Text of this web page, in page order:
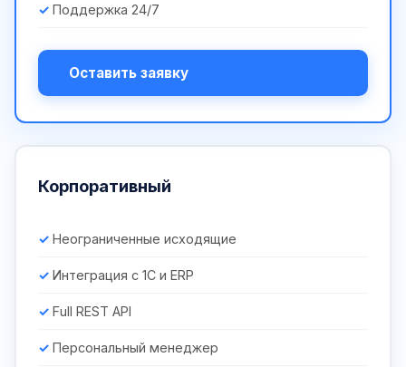
Поддержка 24/7
Оставить заявку
Корпоративный
Неограниченные исходящие
Интеграция с 1С и ERP
Full REST API
Персональный менеджер